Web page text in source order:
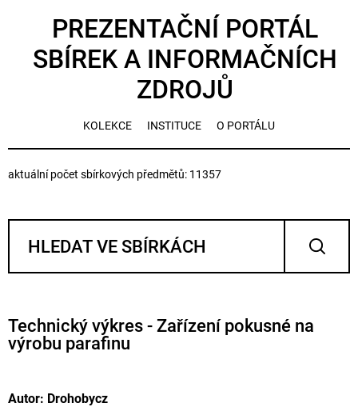
PREZENTAČNÍ PORTÁL
SBÍREK A INFORMAČNÍCH
ZDROJŮ
KOLEKCE INSTITUCE O PORTÁLU
aktuální počet sbírkových předmětů: 11357
Technický výkres - Zařízení pokusné na
výrobu parafinu
Autor: Drohobycz